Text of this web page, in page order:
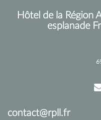
Hôtel de la Région
esplanade
contact@rpll.fr